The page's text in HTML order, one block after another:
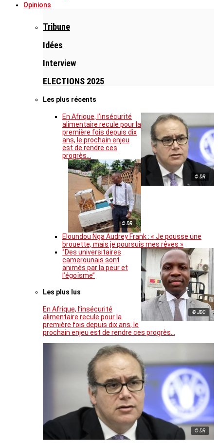
Opinions
Tribune
Idées
Interview
ELECTIONS 2025
Les plus récents
© DR
En Afrique, l’insécurité
alimentaire recule pour la
première fois depuis dix
ans, le prochain enjeu
est de rendre ces
progrès…
© DR
Eloundou Nga Audrey Frank : « Je pousse une
brouette, mais je poursuis mes rêves »
© JDC
‘’Des universitaires
camerounais sont
animés par la peur et
l’égoïsme’’
Les plus lus
En Afrique, l’insécurité
alimentaire recule pour la
première fois depuis dix ans, le
prochain enjeu est de rendre ces progrès…
© DR